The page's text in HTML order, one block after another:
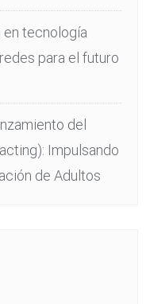
en tecnología
para el futuro
del
Impulsando
de Adultos